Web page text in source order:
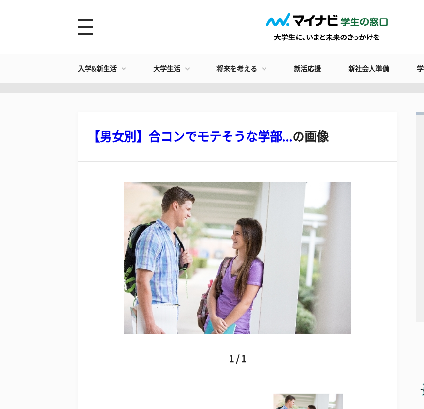
入学&新生活 大学生活 将来を考える 就活応援 新社会人準備
​【男女別】合コンでモテそうな学部...の画像
1 / 1